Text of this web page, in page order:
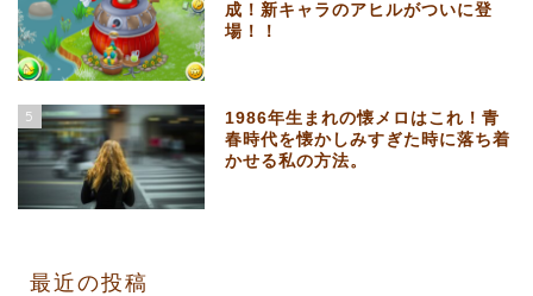
成！新キャラのアヒルがついに登
場！！
5
1986年生まれの懐メロはこれ！青
春時代を懐かしみすぎた時に落ち着
かせる私の方法。
最近の投稿